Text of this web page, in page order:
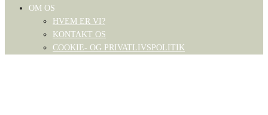
OM OS
HVEM ER VI?
KONTAKT OS
COOKIE- OG PRIVATLIVSPOLITIK